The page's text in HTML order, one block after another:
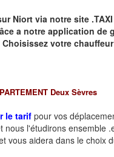
Niort via notre site
a notre application de
Choisissez votre
Deux Sèvres
le tarif pour vos
nous l'étudirons ensemble
vous aidera dans le choix